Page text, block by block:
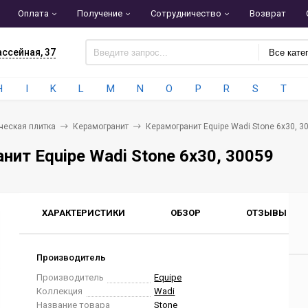
Оплата Получение Сотрудничество Возврат
37 Все
I K L M N O P R S T
плитка Керамогранит Керамогранит Equipe Wadi Stone 6x30,
Equipe Wadi Stone 6x30, 30059
ХАРАКТЕРИСТИКИ ОБЗОР ОТЗЫВЫ
Производитель
Производитель
Equipe
Коллекция
Wadi
Название товара
Stone